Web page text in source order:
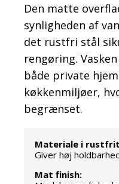
Den matte
synligheden af
det rustfri stål
rengøring.
både private
køkkenmiljøer,
begrænset.
Materiale i
Giver høj
Mat finish: